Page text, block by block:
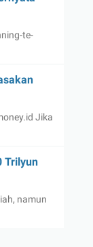
te-
Jika
Trilyun
namun